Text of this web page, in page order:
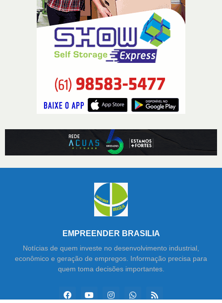
EMPREENDER BRASILIA
Notícias de quem investe no desenvolvimento industrial,
econômico e geração de empregos. Informação precisa para
quem toma decisões importantes.